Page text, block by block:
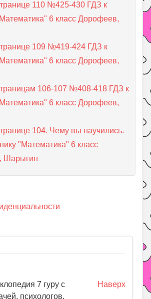
110 №425-430 ГДЗ к
6 класс Дорофеев,
109 №419-424 ГДЗ к
6 класс Дорофеев,
106-107 №408-418 ГДЗ к
6 класс Дорофеев,
104. Чему вы научились.
"Математика" 6 класс
Шарыгин
Наверх
7 гуру с
психологов,